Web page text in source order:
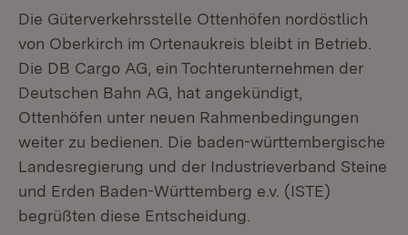
Die Güterverkehrsstelle Ottenhöfen nordöstlich
von Oberkirch im Ortenaukreis bleibt in Betrieb.
Die DB Cargo AG, ein Tochterunternehmen der
Deutschen Bahn AG, hat angekündigt,
Ottenhöfen unter neuen Rahmenbedingungen
weiter zu bedienen. Die baden-württembergische
Landesregierung und der Industrieverband Steine
und Erden Baden-Württemberg e.v. (ISTE)
begrüßten diese Entscheidung.